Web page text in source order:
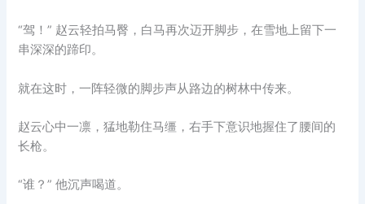
“驾！” 赵云轻拍马臀，白马再次迈开脚步，在雪地上留下一
串深深的蹄印。
就在这时，一阵轻微的脚步声从路边的树林中传来。
赵云心中一凛，猛地勒住马缰，右手下意识地握住了腰间的
长枪。
“谁？” 他沉声喝道。